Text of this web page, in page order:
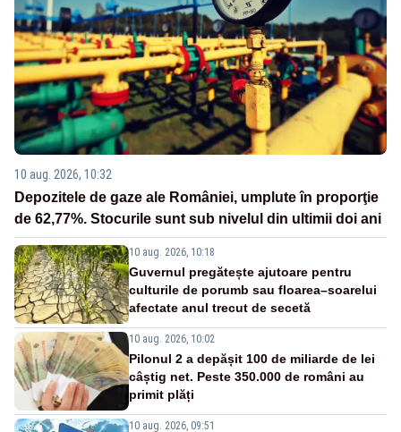
10 aug. 2026, 10:32
Depozitele de gaze ale României, umplute în proporţie
de 62,77%. Stocurile sunt sub nivelul din ultimii doi ani
10 aug. 2026, 10:18
Guvernul pregătește ajutoare pentru
culturile de porumb sau floarea–soarelui
afectate anul trecut de secetă
10 aug. 2026, 10:02
Pilonul 2 a depășit 100 de miliarde de lei
câștig net. Peste 350.000 de români au
primit plăți
10 aug. 2026, 09:51